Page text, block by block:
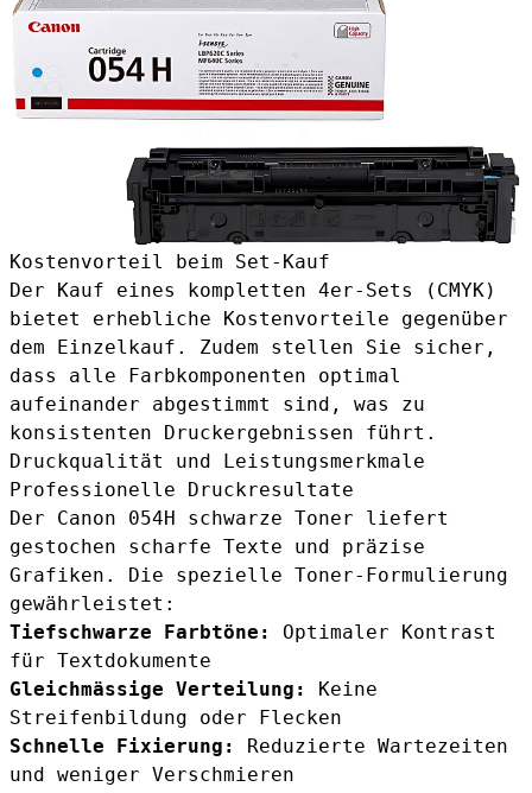
Kostenvorteil beim Set-Kauf
Der Kauf eines kompletten 4er-Sets (CMYK)
bietet erhebliche Kostenvorteile gegenüber
dem Einzelkauf. Zudem stellen Sie sicher,
dass alle Farbkomponenten optimal
aufeinander abgestimmt sind, was zu
konsistenten Druckergebnissen führt.
Druckqualität und Leistungsmerkmale
Professionelle Druckresultate
Der Canon 054H schwarze Toner liefert
gestochen scharfe Texte und präzise
Grafiken. Die spezielle Toner-Formulierung
gewährleistet:
Tiefschwarze Farbtöne:
Optimaler Kontrast
für Textdokumente
Gleichmässige Verteilung:
Keine
Streifenbildung oder Flecken
Schnelle Fixierung:
Reduzierte Wartezeiten
und weniger Verschmieren